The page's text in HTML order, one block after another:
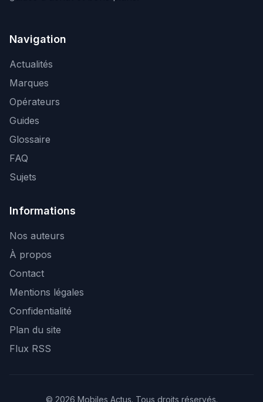
Navigation
Actualités
Marques
Opérateurs
Guides
Glossaire
FAQ
Sujets
Informations
Nos auteurs
À propos
Contact
Mentions légales
Confidentialité
Plan du site
Flux RSS
© 2026 Mobiles Actus. Tous droits réservés.